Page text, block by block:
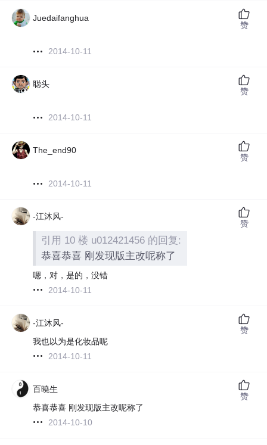
Juedaifanghua
2014-10-11
赞
聪头
2014-10-11
赞
The_end90
2014-10-11
赞
-江沐风-
引用 10 楼 u012421456 的回复:
恭喜恭喜 刚发现版主改呢称了
嗯，对，是的，没错
2014-10-11
赞
-江沐风-
我也以为是化妆品呢
2014-10-11
赞
百曉生
恭喜恭喜 刚发现版主改呢称了
2014-10-10
赞